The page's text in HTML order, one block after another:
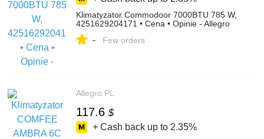
Klimatyzator Commodoor 7000BTU 785 W,
4251629204171 • Cena • Opinie - Allegro
- Few orders
Allegro PL
117.6 $
+ Cash back up to 2.35%